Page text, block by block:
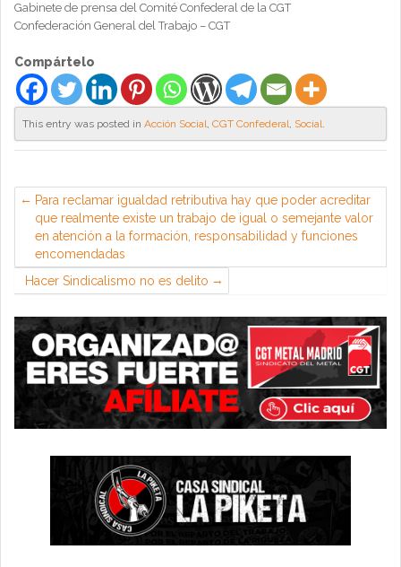
Gabinete de prensa del Comité Confederal de la CGT
Confederación General del Trabajo – CGT
Compártelo
This entry was posted in Acción Social, CGT Confederal, Social.
Para reclamar igualdad retributiva hay que poder acreditar
que realmente existe un trabajo de igual o semejante valor
en atención a la formación, responsabilidad y funciones
encomendadas
Hacer Sindicalismo no es delito